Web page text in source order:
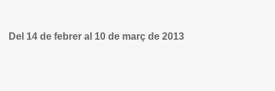
Del 14 de febrer al 10 de març de 2013